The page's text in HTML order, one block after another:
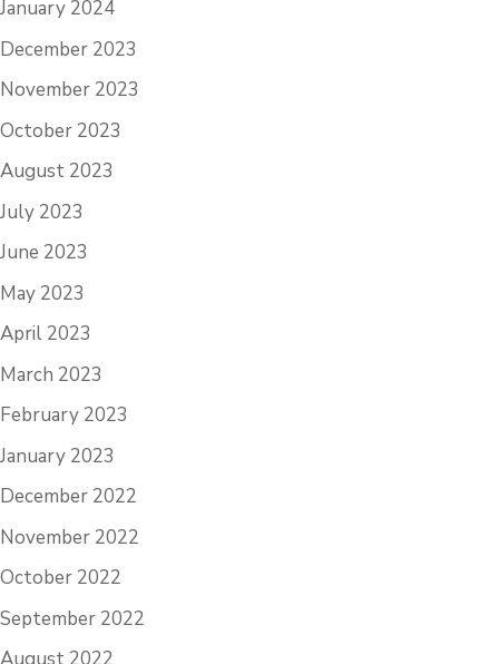
January 2024
December 2023
November 2023
October 2023
August 2023
July 2023
June 2023
May 2023
April 2023
March 2023
February 2023
January 2023
December 2022
November 2022
October 2022
September 2022